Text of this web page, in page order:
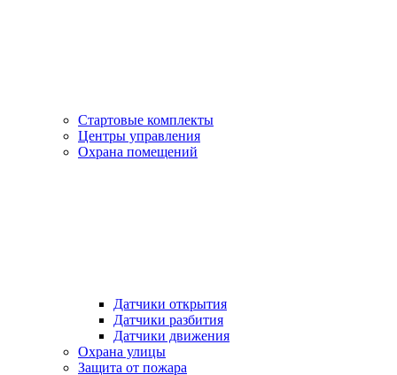
Стартовые комплекты
Центры управления
Охрана помещений
Датчики открытия
Датчики разбития
Датчики движения
Охрана улицы
Защита от пожара